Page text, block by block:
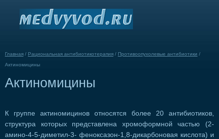
Главная / Рациональная антибиотикотерапия / Противоопухолевые антибиотики /
Актиномицины
Актиномицины
К группе актиномицинов относятся более 20 антибиотиков,
структура которых представлена хромоформной частью (2-
амино-4-5-диметил-3- феноксазон-1,8-дикарбоновая кислота) и